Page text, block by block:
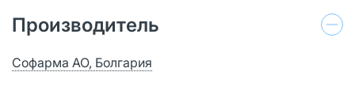
Производитель
Софарма АО, Болгария